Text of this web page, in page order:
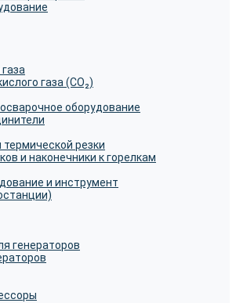
газа (CO₂)
оборудование
резки
и наконечники к горелкам
и инструмент
генераторов